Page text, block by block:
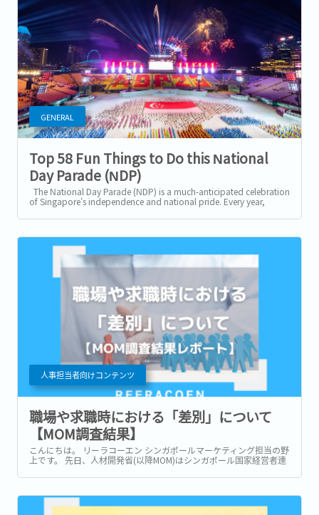
GENERAL
Top 58 Fun Things to Do this National
Day Parade (NDP)
The National Day Parade (NDP) is a much-anticipated celebration
of Singapore's independence and national pride. Every year,
citizens and...
人事担当者向けコンテンツ
職場や求職時における「差別」について
【MOM調査結果】
こんにちは。 リーラコーエン シンガポールマーケティング担当の野
上です。 先日、人材開発省(以降MOM)はシンガポール国家経営者連
盟(SNEF)、全国労働組合会議（NTUC）と共同で結成するThe
Tripartite Alliance for Fair and Progressive...